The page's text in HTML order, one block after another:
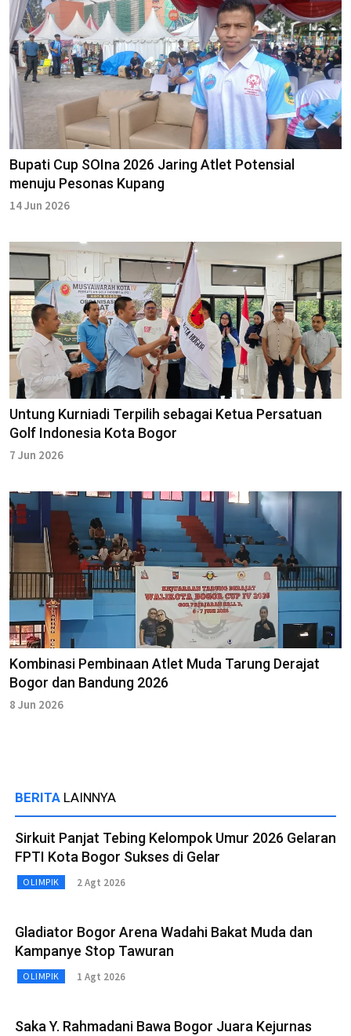
Bupati Cup SOIna 2026 Jaring Atlet Potensial
menuju Pesonas Kupang
14 Jun 2026
Untung Kurniadi Terpilih sebagai Ketua Persatuan
Golf Indonesia Kota Bogor
7 Jun 2026
Kombinasi Pembinaan Atlet Muda Tarung Derajat
Bogor dan Bandung 2026
8 Jun 2026
BERITA LAINNYA
Sirkuit Panjat Tebing Kelompok Umur 2026 Gelaran
FPTI Kota Bogor Sukses di Gelar
OLIMPIK 2 Agt 2026
Gladiator Bogor Arena Wadahi Bakat Muda dan
Kampanye Stop Tawuran
OLIMPIK 1 Agt 2026
Saka Y. Rahmadani Bawa Bogor Juara Kejurnas